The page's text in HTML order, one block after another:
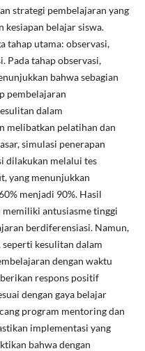
strategi pembelajaran yang
kesiapan belajar siswa.
tahap utama: observasi,
Pada tahap observasi,
bahwa sebagian
pembelajaran
dalam
melibatkan pelatihan dan
simulasi penerapan
dilakukan melalui tes
yang menunjukkan
menjadi 90%. Hasil
antusiasme tinggi
berdiferensiasi. Namun,
kesulitan dalam
dengan waktu
respons positif
dengan gaya belajar
program mentoring dan
implementasi yang
bahwa dengan